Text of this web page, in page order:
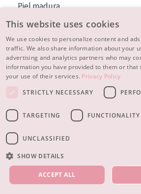
NUESTROS PRODUCTOS
Piel madura
Piel expuesta al sol
Piel menopáusica
MÁS SOBRE NOSOTROS
INSPIRACIÓN
CONTACTO
© 2023 - 2026 Diadermine
This website uses cookies
We use cookies to personalize content and
traffic. We also share information about your
advertising and analytics partners who may
information you have provided to them or
your use of their services. Privacy Policy
STRICTLY NECESSARY
TARGETING FUNCTIONALITY
UNCLASSIFIED
SHOW DETAILS
ACCEPT ALL